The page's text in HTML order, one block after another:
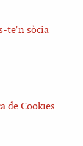
te’n sòcia
de Cookies